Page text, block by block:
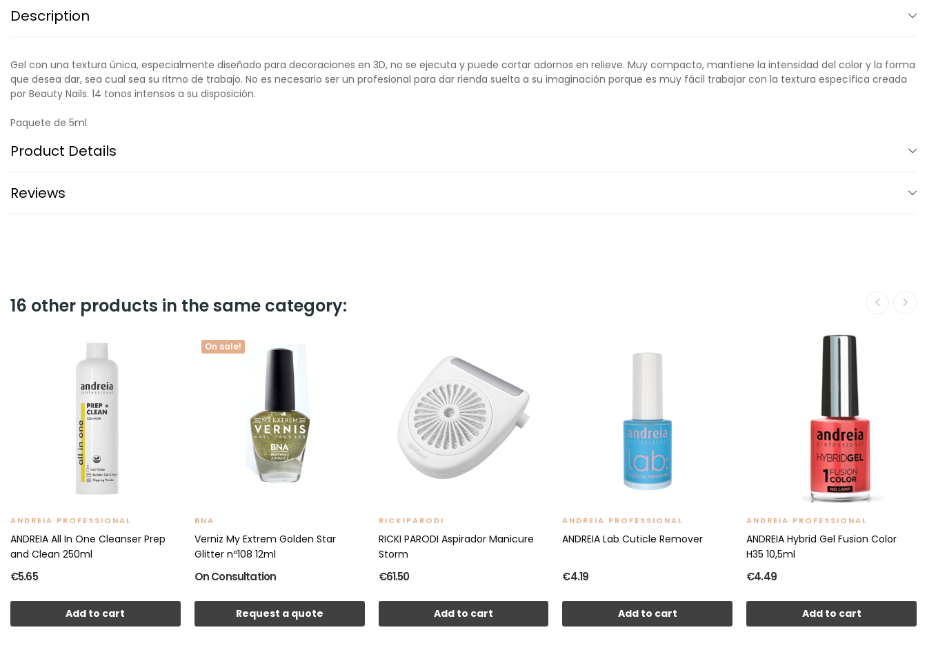
Description
Gel con una textura única, especialmente diseñado para decoraciones en 3D, no se ejecuta y puede cortar adornos en relieve. Muy compacto, mantiene la intensidad del color y la forma
que desea dar, sea cual sea su ritmo de trabajo. No es necesario ser un profesional para dar rienda suelta a su imaginación porque es muy fácil trabajar con la textura específica creada
por Beauty Nails. 14 tonos intensos a su disposición.
Paquete de 5ml
Product Details
Reviews
16 other products in the same category:
ANDREIA PROFESSIONAL
ANDREIA All In One Cleanser Prep
and Clean 250ml
€5.65
Add to cart
On sale!
BNA
Verniz My Extrem Golden Star
Glitter nº108 12ml
On Consultation
Request a quote
RICKIPARODI
RICKI PARODI Aspirador Manicure
Storm
€61.50
Add to cart
ANDREIA PROFESSIONAL
ANDREIA Lab Cuticle Remover
€4.19
Add to cart
ANDREIA PROFESSIONAL
ANDREIA Hybrid Gel Fusion Color
H35 10,5ml
€4.49
Add to cart